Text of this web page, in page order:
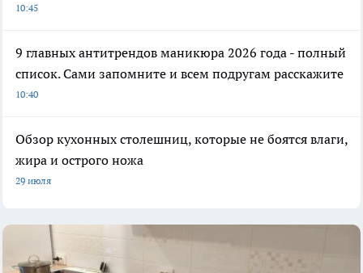
10:45
9 главных антитрендов маникюра 2026 года - полный
список. Сами запомните и всем подругам расскажите
10:40
Обзор кухонных столешниц, которые не боятся влаги,
жира и острого ножа
29 июля